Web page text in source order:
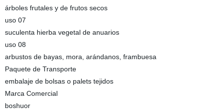
árboles frutales y de frutos secos
uso 07
suculenta hierba vegetal de anuarios
uso 08
arbustos de bayas, mora, arándanos, frambuesa
Paquete de Transporte
embalaje de bolsas o palets tejidos
Marca Comercial
boshuor